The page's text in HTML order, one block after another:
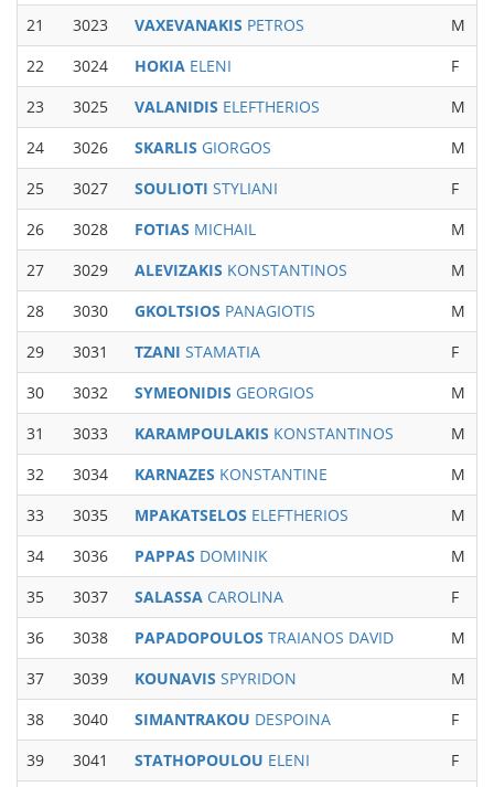
21
3023 VAXEVANAKIS PETROS M
22
3024 HOKIA ELENI F
23
3025 VALANIDIS ELEFTHERIOS M
24
3026 SKARLIS GIORGOS M
25
3027 SOULIOTI STYLIANI F
26
3028 FOTIAS MICHAIL M
27
3029 ALEVIZAKIS KONSTANTINOS M
28
3030 GKOLTSIOS PANAGIOTIS M
29
3031 TZANI STAMATIA F
30
3032 SYMEONIDIS GEORGIOS M
31
3033 KARAMPOULAKIS KONSTANTINOS M
32
3034 KARNAZES KONSTANTINE M
33
3035 MPAKATSELOS ELEFTHERIOS M
34
3036 PAPPAS DOMINIK M
35
3037 SALASSA CAROLINA F
36
3038 PAPADOPOULOS TRAIANOS DAVID M
37
3039 KOUNAVIS SPYRIDON M
38
3040 SIMANTRAKOU DESPOINA F
39
3041 STATHOPOULOU ELENI F